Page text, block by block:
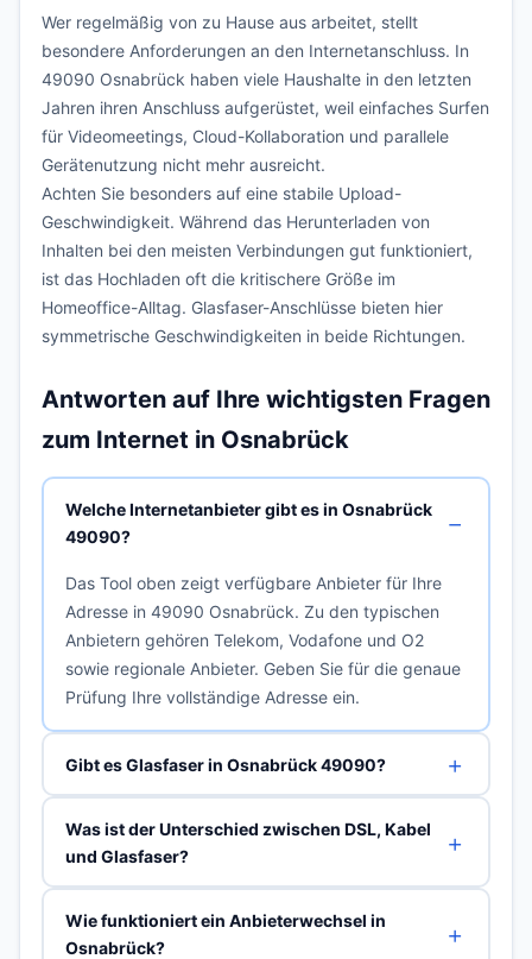
Wer regelmäßig von zu Hause aus arbeitet, stellt
besondere Anforderungen an den Internetanschluss. In
49090 Osnabrück haben viele Haushalte in den letzten
Jahren ihren Anschluss aufgerüstet, weil einfaches Surfen
für Videomeetings, Cloud-Kollaboration und parallele
Gerätenutzung nicht mehr ausreicht.
Achten Sie besonders auf eine stabile Upload-
Geschwindigkeit. Während das Herunterladen von
Inhalten bei den meisten Verbindungen gut funktioniert,
ist das Hochladen oft die kritischere Größe im
Homeoffice-Alltag. Glasfaser-Anschlüsse bieten hier
symmetrische Geschwindigkeiten in beide Richtungen.
Antworten auf Ihre wichtigsten Fragen
zum Internet in Osnabrück
Welche Internetanbieter gibt es in Osnabrück
49090?
Das Tool oben zeigt verfügbare Anbieter für Ihre
Adresse in 49090 Osnabrück. Zu den typischen
Anbietern gehören Telekom, Vodafone und O2
sowie regionale Anbieter. Geben Sie für die genaue
Prüfung Ihre vollständige Adresse ein.
Gibt es Glasfaser in Osnabrück 49090?
Was ist der Unterschied zwischen DSL, Kabel
und Glasfaser?
Wie funktioniert ein Anbieterwechsel in
Osnabrück?